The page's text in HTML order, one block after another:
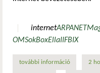
internetARPANET
OMSokBoxEllaIIFBIX
további információaz internet
2